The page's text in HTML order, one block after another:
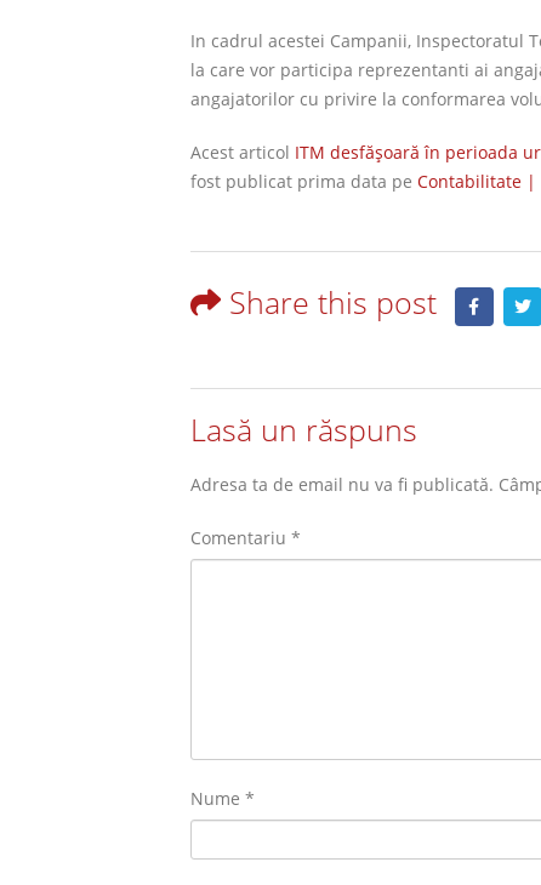
In cadrul acestei Campanii, Inspectoratul
la care vor participa reprezentanti ai
angajatorilor cu privire la conformarea
Acest articol ITM desfăşoară în perioada
fost publicat prima data pe Contabilitate |
Share this post
Lasă un răspuns
Adresa ta de email nu va fi publicată.
Comentariu *
Nume *